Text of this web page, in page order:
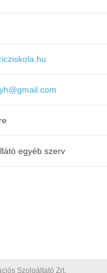
egyéb szerv
Szolgáltató Zrt.